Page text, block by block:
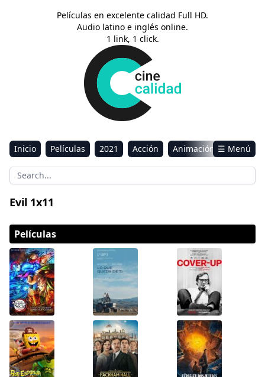
Películas en excelente calidad Full HD.
Audio latino e inglés online.
1 link, 1 click.
Inicio Películas 2021 Acción
Animación
Aventura
Ciencia ficción Comedia
Drama
☰ Menú
Evil 1x11
Películas